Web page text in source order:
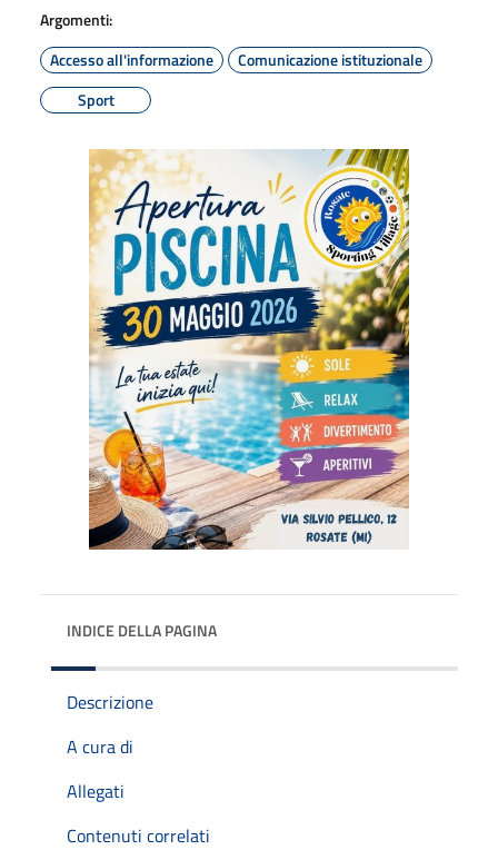
Argomenti:
Accesso all'informazione
Comunicazione istituzionale
Sport
INDICE DELLA PAGINA
Descrizione
A cura di
Allegati
Contenuti correlati